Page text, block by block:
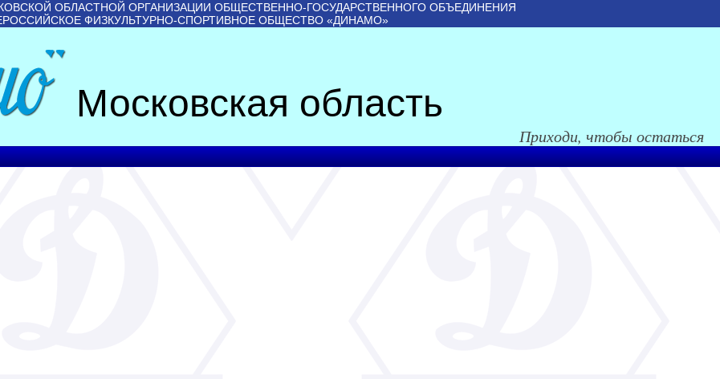
ОБЛАСТНОЙ ОРГАНИЗАЦИИ ОБЩЕСТВЕННО-ГОСУДАРСТВЕННОГО ОБЪЕДИНЕНИЯ
ФИЗКУЛЬТУРНО-СПОРТИВНОЕ ОБЩЕСТВО «ДИНАМО»
Московская область
Приходи, чтобы остаться